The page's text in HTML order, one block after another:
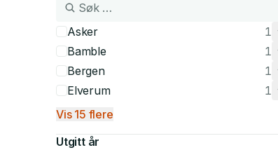
Asker
1
Bamble
1
Bergen
1
Elverum
1
Vis 15 flere
Utgitt år